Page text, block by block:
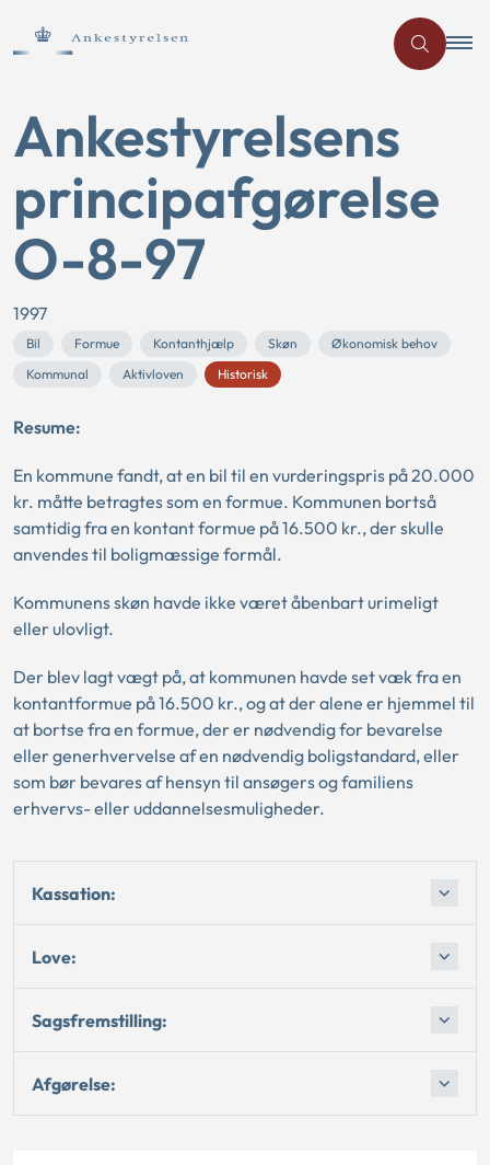
Ankestyrelsens
principafgørelse
O-8-97
1997
Bil Formue Kontanthjælp Skøn
Økonomisk behov
Kommunal
Aktivloven Historisk
Resume:
En kommune fandt, at en bil til en vurderingspris på 20.000
kr. måtte betragtes som en formue. Kommunen bortså
samtidig fra en kontant formue på 16.500 kr., der skulle
anvendes til boligmæssige formål.
Kommunens skøn havde ikke været åbenbart urimeligt
eller ulovligt.
Der blev lagt vægt på, at kommunen havde set væk fra en
kontantformue på 16.500 kr., og at der alene er hjemmel til
at bortse fra en formue, der er nødvendig for bevarelse
eller generhvervelse af en nødvendig boligstandard, eller
som bør bevares af hensyn til ansøgers og familiens
erhvervs- eller uddannelsesmuligheder.
Kassation:
Love:
Sagsfremstilling:
Afgørelse: